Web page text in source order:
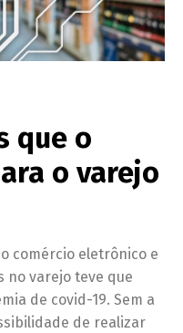
que o
o varejo
comércio eletrônico e
no varejo teve que
de covid-19. Sem a
de realizar